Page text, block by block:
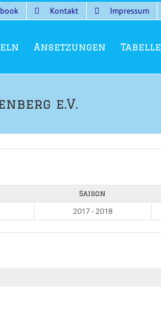
Kontakt Impressum
Ansetzungen Tabelle
e.V.
Saison
2017 - 2018